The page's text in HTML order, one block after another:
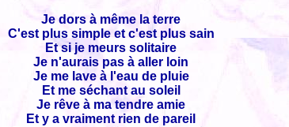
Je dors à même la terre
C'est plus simple et c'est plus sain
Et si je meurs solitaire
Je n'aurais pas à aller loin
Je me lave à l'eau de pluie
Et me séchant au soleil
Je rêve à ma tendre amie
Et y a vraiment rien de pareil